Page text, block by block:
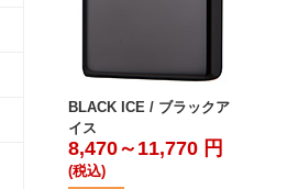
BLACK ICE / ブラックア
イス
8,470～11,770 円
(税込)